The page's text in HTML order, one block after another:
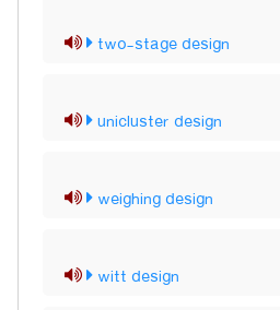
two-stage design
unicluster design
weighing design
witt design